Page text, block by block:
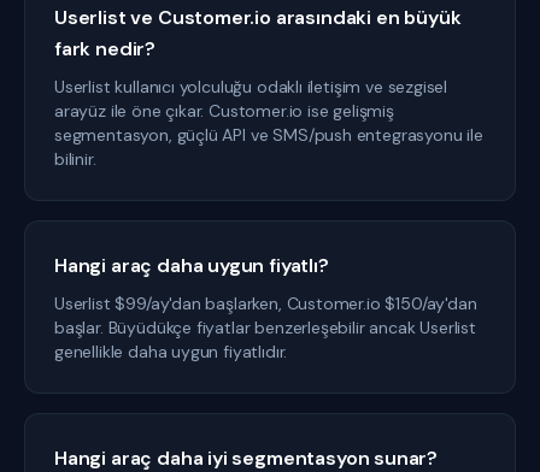
Userlist ve Customer.io arasındaki en büyük
fark nedir?
Userlist kullanıcı yolculuğu odaklı iletişim ve sezgisel
arayüz ile öne çıkar. Customer.io ise gelişmiş
segmentasyon, güçlü API ve SMS/push entegrasyonu ile
bilinir.
Hangi araç daha uygun fiyatlı?
Userlist $99/ay'dan başlarken, Customer.io $150/ay'dan
başlar. Büyüdükçe fiyatlar benzerleşebilir ancak Userlist
genellikle daha uygun fiyatlıdır.
Hangi araç daha iyi segmentasyon sunar?